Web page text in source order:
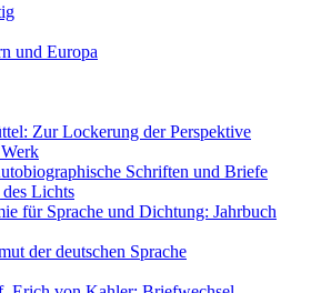
und Europa
Zur Lockerung der Perspektive
Schriften und Briefe
Lichts
für Sprache und Dichtung: Jahrbuch
der deutschen Sprache